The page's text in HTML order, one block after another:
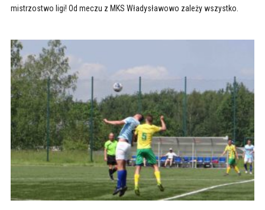
mistrzostwo ligi! Od meczu z MKS Władysławowo zależy wszystko.